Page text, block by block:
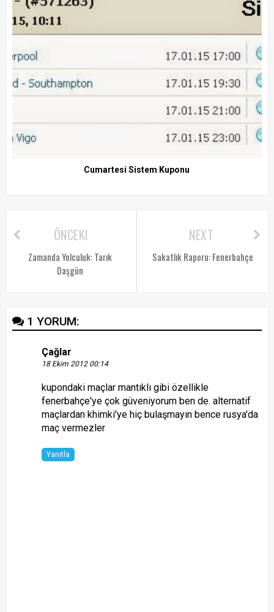
Cumartesi Sistem Kuponu
NEXT
Sakatlık Raporu: Fenerbahçe
ÖNCEKI
Zamanda Yolculuk: Tarık
Daşgün
1 YORUM:
Çağlar
18 Ekim 2012 00:14
kupondaki maçlar mantıklı gibi özellikle
fenerbahçe'ye çok güveniyorum ben de. alternatif
maçlardan khimki'ye hiç bulaşmayın bence rusya'da
maç vermezler
Yanıtla